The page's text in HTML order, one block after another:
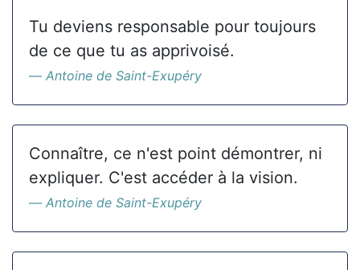
Tu deviens responsable pour toujours
de ce que tu as apprivoisé.
Antoine de Saint-Exupéry
Connaître, ce n'est point démontrer, ni
expliquer. C'est accéder à la vision.
Antoine de Saint-Exupéry